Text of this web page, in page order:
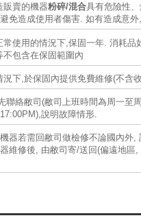
販賣的機器粉碎/混合具有危險性
免造成使用者傷害. 如有造成意
常使用的情況下,保固一年. 消耗品
不包含在保固範圍內
下,於保固內提供免費維修(不含
聯絡敝司(敝司上班時間為周一至
說明故障情形.
器若需回敝司做檢修不論國內外,
維修後, 由敝司寄/送回(偏遠地區